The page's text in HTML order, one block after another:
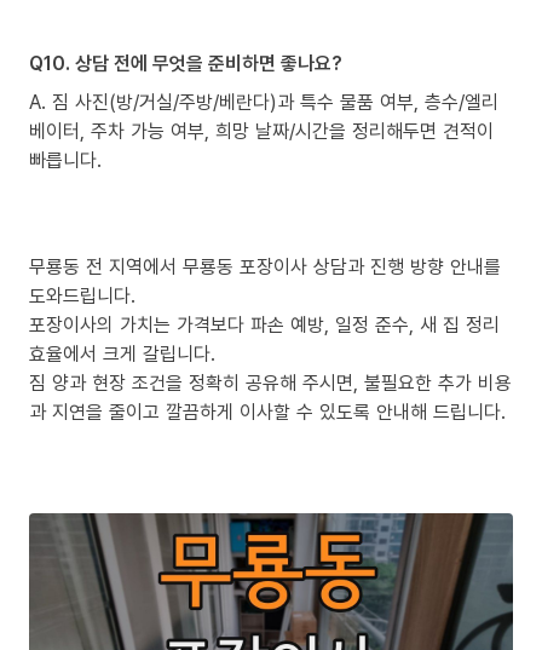
Q10. 상담 전에 무엇을 준비하면 좋나요?
A. 짐 사진(방/거실/주방/베란다)과 특수 물품 여부, 층수/엘리
베이터, 주차 가능 여부, 희망 날짜/시간을 정리해두면 견적이
빠릅니다.
무룡동 전 지역에서 무룡동 포장이사 상담과 진행 방향 안내를
도와드립니다.
포장이사의 가치는 가격보다 파손 예방, 일정 준수, 새 집 정리
효율에서 크게 갈립니다.
짐 양과 현장 조건을 정확히 공유해 주시면, 불필요한 추가 비용
과 지연을 줄이고 깔끔하게 이사할 수 있도록 안내해 드립니다.